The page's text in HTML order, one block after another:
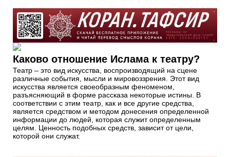
Каково отношение Ислама к театру?
Театр – это вид искусства, воспроизводящий на сцене
различные события, мысли и мировоззрения. Этот вид
искусства является своеобразным феноменом,
разъясняющий в форме рассказа некоторые истины. В
соответствии с этим театр, как и все другие средства,
является средством и методом донесения определенной
информации до людей, которая служит определенным
целям. Ценность подобных средств, зависит от цели,
которой они служат.